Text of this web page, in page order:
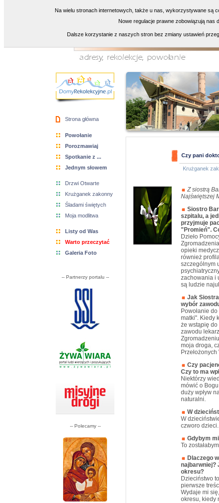
Strona główna
Powołanie
Porozmawiaj
Spotkanie z ...
Jednym słowem
Drzwi Otwarte
Krużganek zakonny
Śladami świętych
Moja modlitwa
Listy od Was
Warto przeczytać
Galeria Foto
-- Partnerzy portalu --
-- Polecamy --
Czy pani
Krużganek
Z siostrą
Najświętszej
Siostro
szpitalu, a
przyjmuje
"Promień".
Dzieło
opieki
również
szczególnym
zachowania i
są ludzie
Jak Siostra
wybór
Powołanie
matki". Kiedy
że wstąpię
zawodu
moja droga,
Czy
Czy to ma
Niektórzy
mówić o
duży wpływ
naturalni.
W
W
czworo
Gdybym
To
Dlaczego
najbarwniej?
okresu?
Dzieciństwo
pierwsze
Wydaje mi
okresu, kiedy
Na wielu stronach internetowych, także u nas, wykorzystywane są
Nowe regulacje prawne zobowiązują nas
Dalsze korzystanie z naszych stron bez zmiany ustawień